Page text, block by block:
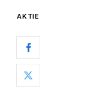
AKTIE